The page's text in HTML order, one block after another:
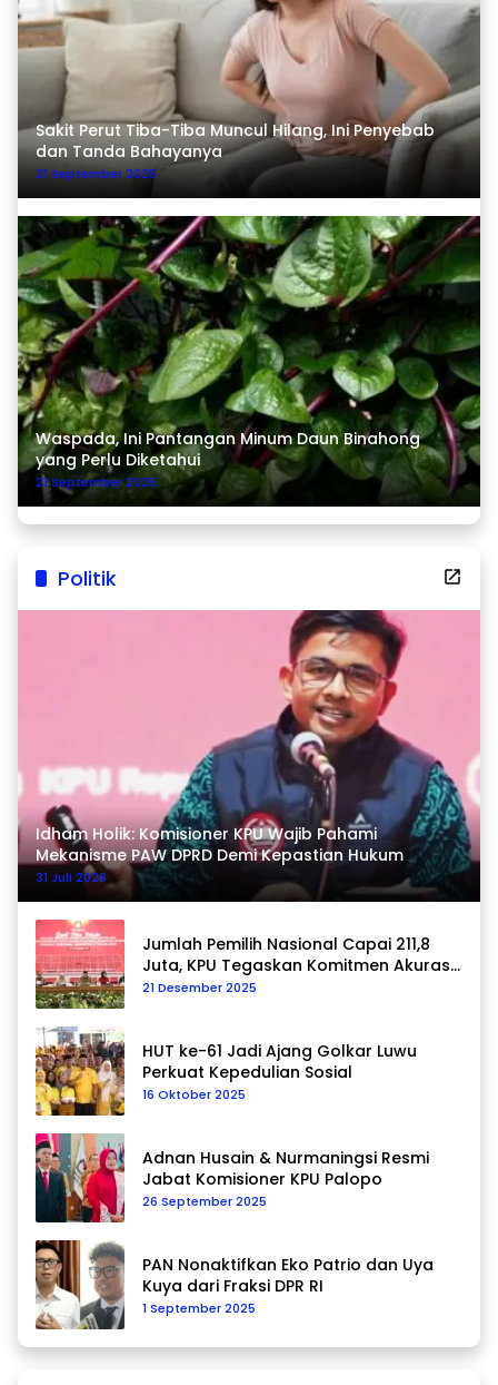
Sakit Perut Tiba-Tiba Muncul Hilang, Ini Penyebab
dan Tanda Bahayanya
21 September 2025
Waspada, Ini Pantangan Minum Daun Binahong
yang Perlu Diketahui
21 September 2025
Politik
Idham Holik: Komisioner KPU Wajib Pahami
Mekanisme PAW DPRD Demi Kepastian Hukum
31 Juli 2026
Jumlah Pemilih Nasional Capai 211,8
Juta, KPU Tegaskan Komitmen Akurasi
Data Berkelanjutan
21 Desember 2025
HUT ke-61 Jadi Ajang Golkar Luwu
Perkuat Kepedulian Sosial
16 Oktober 2025
Adnan Husain & Nurmaningsi Resmi
Jabat Komisioner KPU Palopo
26 September 2025
PAN Nonaktifkan Eko Patrio dan Uya
Kuya dari Fraksi DPR RI
1 September 2025